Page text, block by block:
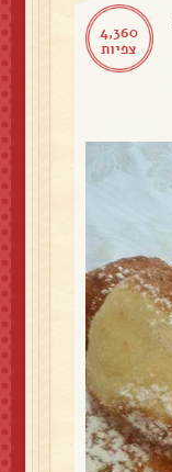
4,360
צפיות